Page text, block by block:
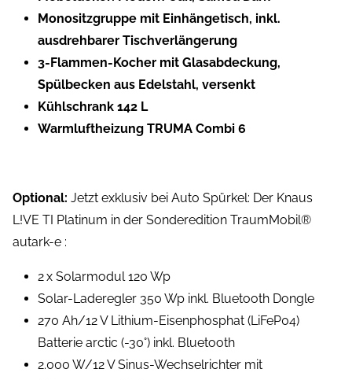
Monositzgruppe mit Einhängetisch, inkl.
ausdrehbarer Tischverlängerung
3-Flammen-Kocher mit Glasabdeckung,
Spülbecken aus Edelstahl, versenkt
Kühlschrank 142 L
Warmluftheizung TRUMA Combi 6
Optional: Jetzt exklusiv bei Auto Spürkel: Der Knaus
L!VE TI Platinum in der Sonderedition TraumMobil®
autark-e :
2 x Solarmodul 120 Wp
Solar-Laderegler 350 Wp inkl. Bluetooth Dongle
270 Ah/12 V Lithium-Eisenphosphat (LiFeP04)
Batterie arctic (-30°) inkl. Bluetooth
2.000 W/12 V Sinus-Wechselrichter mit